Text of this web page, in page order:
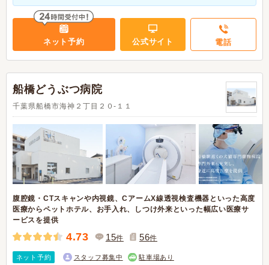
ネット予約 公式サイト 電話
船橋どうぶつ病院
千葉県船橋市海神２丁目２０-１１
腹腔鏡・CTスキャンや内視鏡、CアームX線透視検査機器といった高度
医療からペットホテル、お手入れ、しつけ外来といった幅広い医療サ
ービスを提供
4.73 15件 56件
ネット予約 スタッフ募集中 駐車場あり